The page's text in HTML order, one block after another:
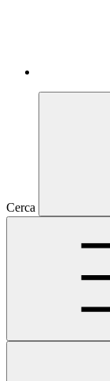
Cerca